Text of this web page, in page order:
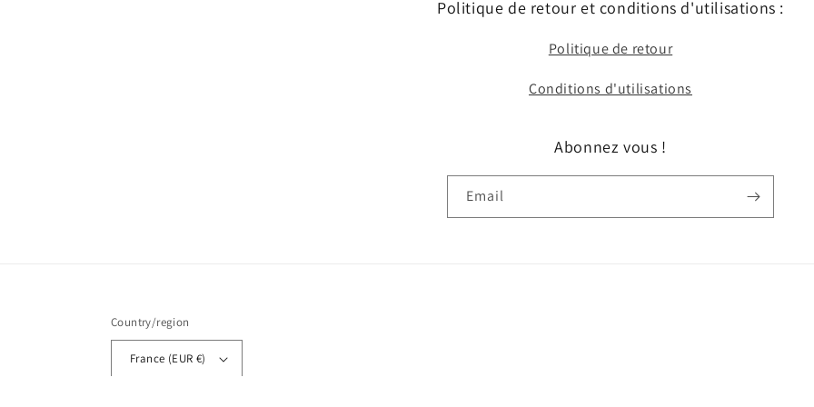
Politique de retour et conditions d'utilisations :
Politique de retour
Conditions d'utilisations
Abonnez vous !
Email
Country/region
France (EUR €)